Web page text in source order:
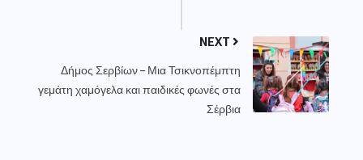
NEXT
Δήμος Σερβίων – Μια Τσικνοπέμπτη
γεμάτη χαμόγελα και παιδικές φωνές στα
Σέρβια